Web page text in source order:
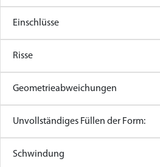
Einschlüsse
Risse
Geometrieabweichungen
Unvollständiges Füllen der Form:
Schwindung